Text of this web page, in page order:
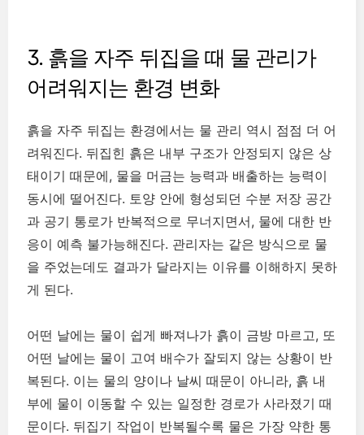
3. 흙을 자주 뒤집을 때 물 관리가
어려워지는 환경 변화
흙을 자주 뒤집는 환경에서는 물 관리 역시 점점 더 어
려워진다. 뒤집힌 흙은 내부 구조가 안정되지 않은 상
태이기 때문에, 물을 머금는 능력과 배출하는 능력이
동시에 떨어진다. 토양 안에 형성되던 수분 저장 공간
과 공기 통로가 반복적으로 무너지면서, 물에 대한 반
응이 예측 불가능해진다. 관리자는 같은 방식으로 물
을 주었는데도 결과가 달라지는 이유를 이해하지 못하
게 된다.
어떤 날에는 물이 쉽게 빠져나가 흙이 금방 마르고, 또
어떤 날에는 물이 고여 배수가 잘되지 않는 상황이 반
복된다. 이는 물의 양이나 날씨 때문이 아니라, 흙 내
부에 물이 이동할 수 있는 일정한 경로가 사라졌기 때
문이다. 뒤집기 작업이 반복될수록 물은 가장 약한 통